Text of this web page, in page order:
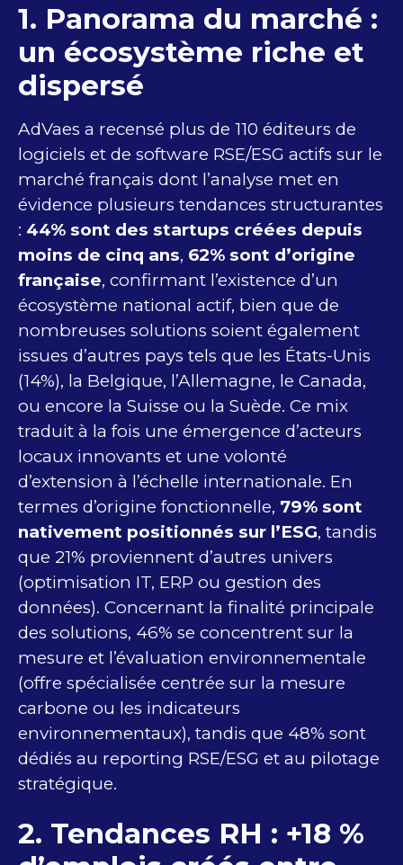
1. Panorama du marché :
un écosystème riche et
dispersé
AdVaes a recensé plus de 110 éditeurs de
logiciels et de software RSE/ESG actifs sur le
marché français dont l’analyse met en
évidence plusieurs tendances structurantes
: 44% sont des startups créées depuis
moins de cinq ans, 62% sont d’origine
française, confirmant l’existence d’un
écosystème national actif, bien que de
nombreuses solutions soient également
issues d’autres pays tels que les États-Unis
(14%), la Belgique, l’Allemagne, le Canada,
ou encore la Suisse ou la Suède. Ce mix
traduit à la fois une émergence d’acteurs
locaux innovants et une volonté
d’extension à l’échelle internationale. En
termes d’origine fonctionnelle, 79% sont
nativement positionnés sur l’ESG, tandis
que 21% proviennent d’autres univers
(optimisation IT, ERP ou gestion des
données). Concernant la finalité principale
des solutions, 46% se concentrent sur la
mesure et l’évaluation environnementale
(offre spécialisée centrée sur la mesure
carbone ou les indicateurs
environnementaux), tandis que 48% sont
dédiés au reporting RSE/ESG et au pilotage
stratégique.
2. Tendances RH : +18 %